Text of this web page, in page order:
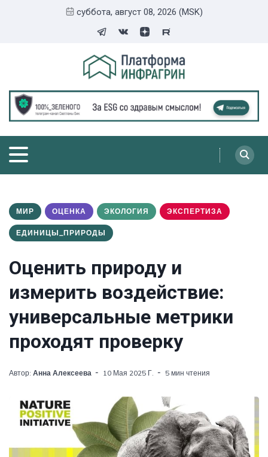
суббота, август 08, 2026 (MSK)
МИР ОЦЕНКА ЭКОЛОГИЯ ЭКСПЕРТИЗА
ЕДИНИЦЫ_ПРИРОДЫ
Оценить природу и
измерить воздействие:
универсальные метрики
проходят проверку
Автор: Анна Алексеева 10 Мая 2025 Г. 5 мин чтения